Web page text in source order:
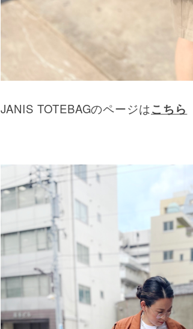
JANIS TOTEBAGのページはこちら